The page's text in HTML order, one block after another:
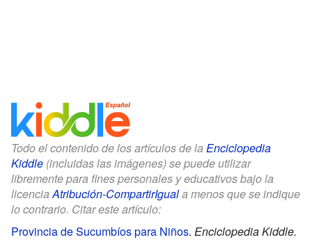
Todo el contenido de los artículos de la Enciclopedia
Kiddle (incluidas las imágenes) se puede utilizar
libremente para fines personales y educativos bajo la
licenciaAtribución-CompartirIguala menos que se indique
lo contrario. Citar este artículo:
Provincia de Sucumbíos para Niños. Enciclopedia Kiddle.